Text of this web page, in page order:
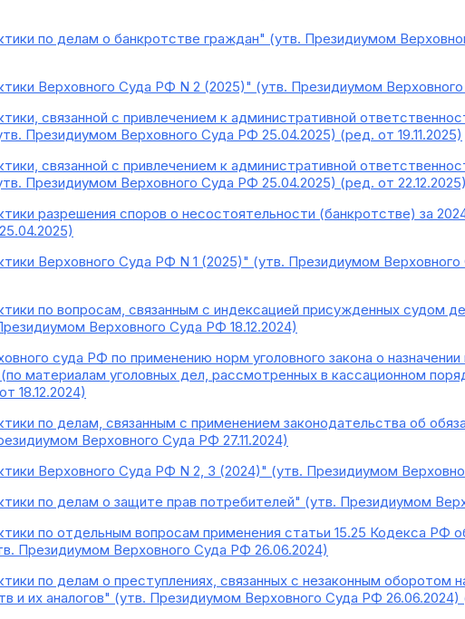
по делам о банкротстве граждан" (утв. Президиумом
Верховного Суда РФ N 2 (2025)" (утв. Президиумом
связанной с привлечением к административной
Президиумом Верховного Суда РФ 25.04.2025) (ред. от 19.11.2025)
связанной с привлечением к административной
Президиумом Верховного Суда РФ 25.04.2025) (ред. от 22.12.2025)
разрешения споров о несостоятельности (банкротстве) за
Верховного Суда РФ N 1 (2025)" (утв. Президиумом
по вопросам, связанным с индексацией присужденных судом
Верховного Суда РФ 18.12.2024)
суда РФ по применению норм уголовного закона о назначении
(по материалам уголовных дел, рассмотренных в кассационном
18.12.2024)
по делам, связанным с применением законодательства об
Верховного Суда РФ 27.11.2024)
Верховного Суда РФ N 2, 3 (2024)" (утв. Президиумом
по делам о защите прав потребителей" (утв. Президиумом
по отдельным вопросам применения статьи 15.25 Кодекса РФ
Президиумом Верховного Суда РФ 26.06.2024)
по делам о преступлениях, связанных с незаконным оборотом
и их аналогов" (утв. Президиумом Верховного Суда РФ 26.06.2024)